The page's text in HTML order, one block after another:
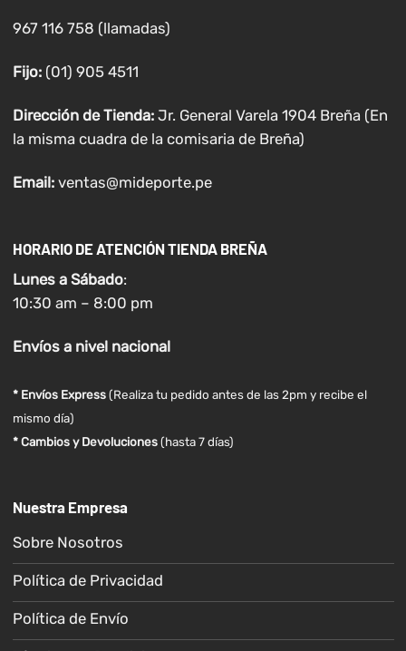
967 116 758 (llamadas)
Fijo:(01) 905 4511
Dirección de Tienda: Jr. General Varela 1904 Breña (En
la misma cuadra de la comisaria de Breña)
Email: ventas@mideporte.pe
HORARIO DE ATENCIÓN TIENDA BREÑA
Lunes a Sábado:
10:30 am – 8:00 pm
Envíosa nivel nacional
* Envíos Express(Realiza tu pedido antes de las 2pm y recibe el
mismo día)
* Cambios y Devoluciones (hasta 7 días)
Nuestra Empresa
Sobre Nosotros
Política de Privacidad
Política de Envío